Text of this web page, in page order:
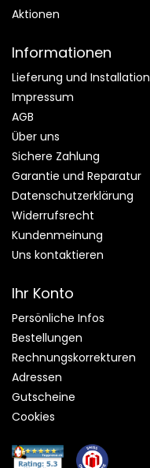
Aktionen
Informationen
Lieferung und Installation
Impressum
AGB
Über uns
Sichere Zahlung
Garantie und Reparatur
Datenschutzerklärung
Widerrufsrecht
Kundenmeinung
Uns kontaktieren
Ihr Konto
Persönliche Infos
Bestellungen
Rechnungskorrekturen
Adressen
Gutscheine
Cookies